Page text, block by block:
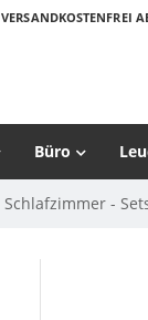
VERSANDKOSTENFREI
Büro
Schlafzimmer -